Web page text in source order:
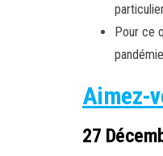
Pour ce
Aimez-
27